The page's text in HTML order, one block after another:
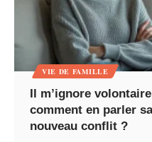
VIE DE FAMILLE
Il m’ignore
comment en parler
nouveau conflit ?